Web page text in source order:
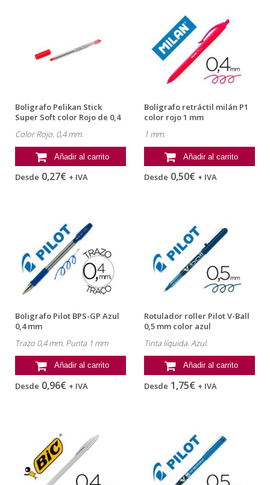
Bolígrafo Pelikan Stick
Super Soft color Rojo de 0,4
Color Rojo. 0,4 mm.
Añadir al carrito
Desde 0,27€ + IVA
Bolígrafo retráctil milán P1
color rojo 1 mm
1 mm.
Añadir al carrito
Desde 0,50€ + IVA
Boligrafo Pilot BPS-GP Azul
0,4 mm
Trazo 0,4 mm. Punta 1 mm
Añadir al carrito
Desde 0,96€ + IVA
Rotulador roller Pilot V-Ball
0,5 mm color azul
Tinta líquida. Azul.
Añadir al carrito
Desde 1,75€ + IVA